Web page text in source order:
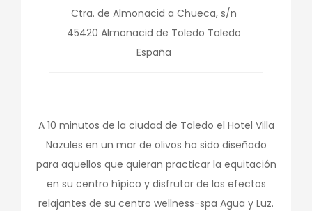
Ctra. de Almonacid a Chueca, s/n
45420 Almonacid de Toledo Toledo
España
A 10 minutos de la ciudad de Toledo el Hotel Villa
Nazules en un mar de olivos ha sido diseñado
para aquellos que quieran practicar la equitación
en su centro hípico y disfrutar de los efectos
relajantes de su centro wellness-spa Agua y Luz.